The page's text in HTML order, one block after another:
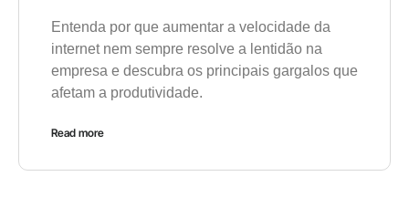
Entenda por que aumentar a velocidade da
internet nem sempre resolve a lentidão na
empresa e descubra os principais gargalos que
afetam a produtividade.
Read more